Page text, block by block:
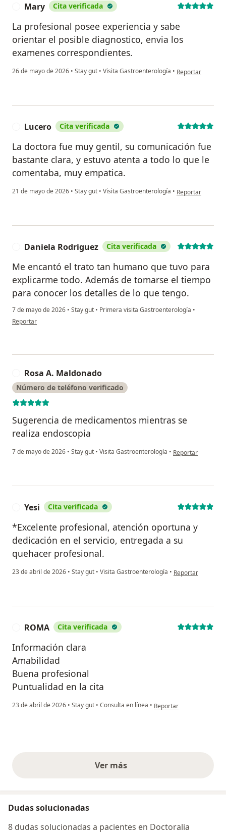
Mary Cita verificada
La profesional posee experiencia y sabe
orientar el posible diagnostico, envia los
examenes correspondientes.
26 de mayo de 2026 • Stay gut • Visita Gastroenterología • en opinión del
Reportar
Lucero Cita verificada
La doctora fue muy gentil, su comunicación fue
bastante clara, y estuvo atenta a todo lo que le
comentaba, muy empatica.
21 de mayo de 2026 • Stay gut • Visita Gastroenterología • en opinión del
Reportar
Daniela Rodriguez Cita verificada
Me encantó el trato tan humano que tuvo para
explicarme todo. Además de tomarse el tiempo
para conocer los detalles de lo que tengo.
7 de mayo de 2026 • Stay gut • Primera visita Gastroenterología •
en opinión del usuario Daniela Rodriguez
Reportar
Rosa A. Maldonado
Número de teléfono verificado
Sugerencia de medicamentos mientras se
realiza endoscopia
7 de mayo de 2026 • Stay gut • Visita Gastroenterología • en opinión del
Reportar
Yesi Cita verificada
*Excelente profesional, atención oportuna y
dedicación en el servicio, entregada a su
quehacer profesional.
23 de abril de 2026 • Stay gut • Visita Gastroenterología • en opinión del
Reportar
ROMA Cita verificada
Información clara
Amabilidad
Buena profesional
Puntualidad en la cita
23 de abril de 2026 • Stay gut • Consulta en línea • en opinión del usuario
Reportar
Ver másopiniones anteriores
Dudas solucionadas
8 dudas solucionadas a pacientes en Doctoralia